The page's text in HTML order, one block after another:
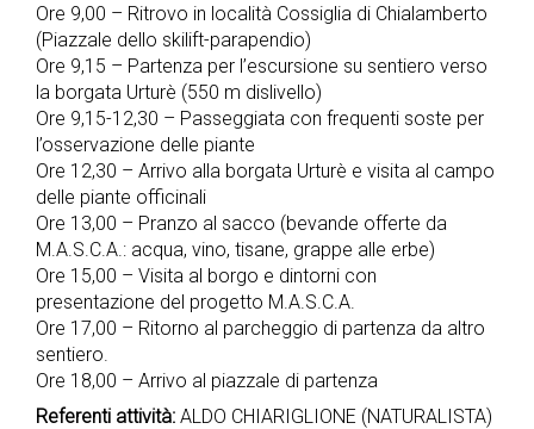
Ore 9,00 – Ritrovo in località Cossiglia di Chialamberto
(Piazzale dello skilift-parapendio)
Ore 9,15 – Partenza per l’escursione su sentiero verso
la borgata Urturè (550 m dislivello)
Ore 9,15-12,30 – Passeggiata con frequenti soste per
l’osservazione delle piante
Ore 12,30 – Arrivo alla borgata Urturè e visita al campo
delle piante officinali
Ore 13,00 – Pranzo al sacco (bevande offerte da
M.A.S.C.A.: acqua, vino, tisane, grappe alle erbe)
Ore 15,00 – Visita al borgo e dintorni con
presentazione del progetto M.A.S.C.A.
Ore 17,00 – Ritorno al parcheggio di partenza da altro
sentiero.
Ore 18,00 – Arrivo al piazzale di partenza
Referenti attività: ALDO CHIARIGLIONE (NATURALISTA)